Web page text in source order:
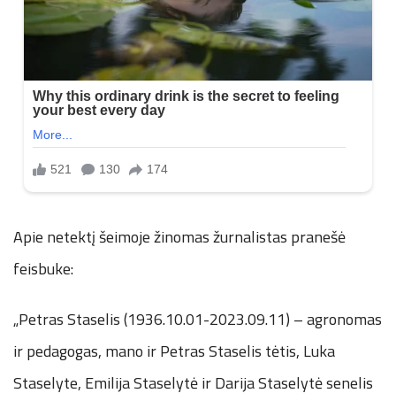
Apie netektį šeimoje žinomas žurnalistas pranešė
feisbuke:
„Petras Staselis (1936.10.01-2023.09.11) – agronomas
ir pedagogas, mano ir Petras Staselis tėtis, Luka
Staselyte, Emilija Staselytė ir Darija Staselytė senelis